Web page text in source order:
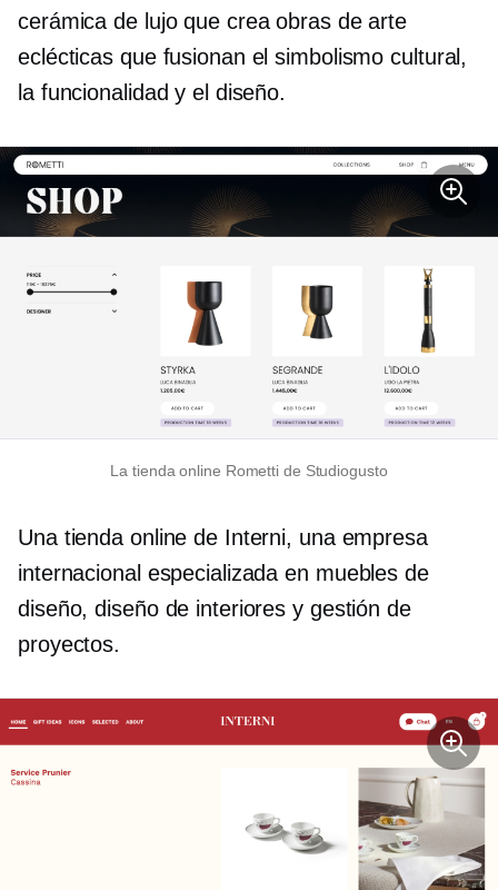
cerámica de lujo que crea obras de arte
eclécticas que fusionan el simbolismo cultural,
la funcionalidad y el diseño.
La tienda online Rometti de Studiogusto
Una tienda online de Interni, una empresa
internacional especializada en muebles de
diseño, diseño de interiores y gestión de
proyectos.